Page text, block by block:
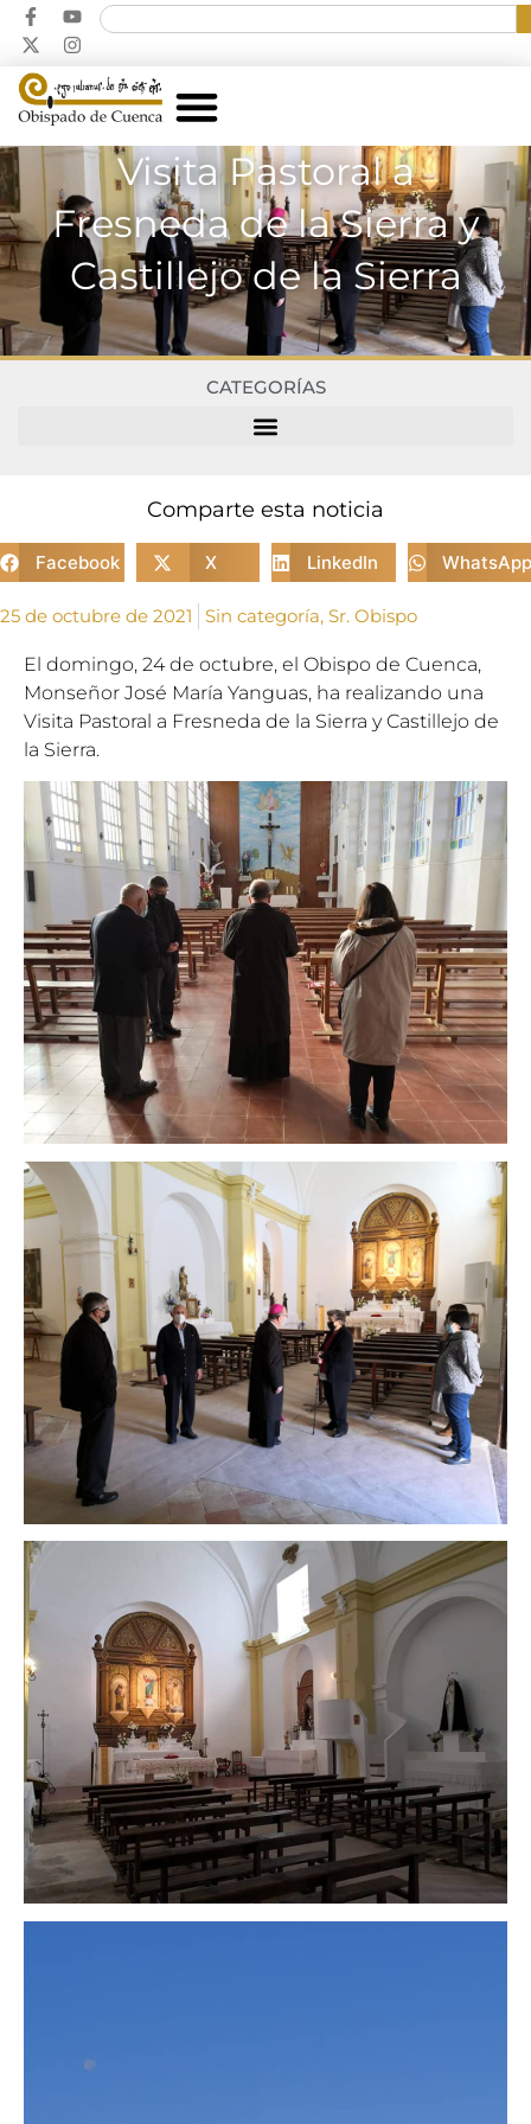
Visita Pastoral a
Fresneda de la Sierra y
Castillejo de la Sierra
CATEGORÍAS
Comparte esta noticia
Facebook X LinkedIn WhatsApp
25 de octubre de 2021 Sin categoría, Sr. Obispo
El domingo, 24 de octubre, el Obispo de Cuenca,
Monseñor José María Yanguas, ha realizando una
Visita Pastoral a Fresneda de la Sierra y Castillejo de
la Sierra.